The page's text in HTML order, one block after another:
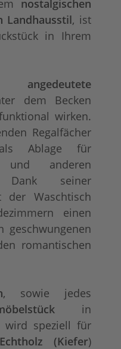
nostalgischen
Landhausstil, ist
in Ihrem
angedeutete
dem Becken
wirken.
Regalfächer
Ablage für
und anderen
Dank seiner
der Waschtisch
einen
geschwungenen
romantischen
, sowie jedes
in
wird speziell für
(Kiefer)